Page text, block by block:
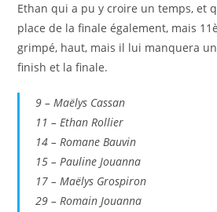
Ethan qui a pu y croire un temps, et
place de la finale également, mais
grimpé, haut, mais il lui manquera
finish et la finale.
9 – Maëlys Cassan
11 – Ethan Rollier
14 – Romane Bauvin
15 – Pauline Jouanna
17 – Maëlys Grospiron
29 – Romain Jouanna